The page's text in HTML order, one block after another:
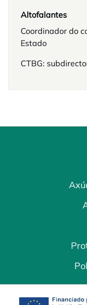
Altofalantes
Coordinador do
Estado
CTBG:
opens